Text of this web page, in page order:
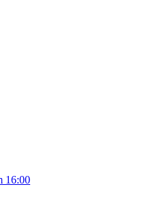
16:00